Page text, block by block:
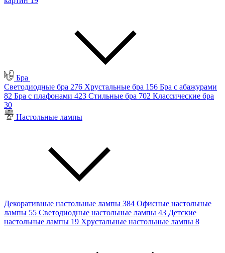
Бра
Светодиодные бра 276 Хрустальные бра 156 Бра с абажурами
82 Бра с плафонами 423 Стильные бра 702 Классические бра
30
Настольные лампы
Декоративные настольные лампы 384 Офисные настольные
лампы 55 Светодиодные настольные лампы 43 Детские
настольные лампы 19 Хрустальные настольные лампы 8